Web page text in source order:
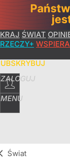
KRAJ ŚWIAT
RZECZY+
ZALOGUJ
MENU
Świat